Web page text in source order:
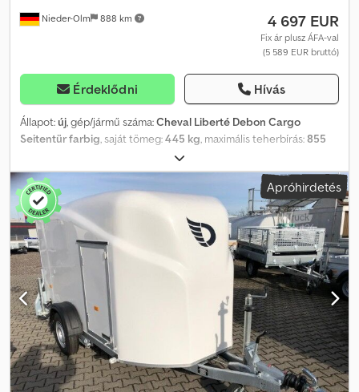
Nieder-Olm 888 km 4 697 EUR
Fix ár plusz ÁFA-val
(5 589 EUR bruttó)
Érdeklődni Hívás
Állapot:új, gép/jármű száma:Cheval Liberté Debon Cargo
Seitentür farbig , saját tömeg:445 kg , maximális teherbírás:855
, tengelyelrendezés:
megengedett tengelyterhelés (1. tengely):1 300 kg, raktér hossza:
3 000 mm
, rakodótér szélesség: , raktérmagasság:1 650
mm, Beépített tartozékok - Választható poliészter szín: fekete,
szürke, kék, lila és fehér - Fehér szín szintén választható, de
kedvezőbb áron - Oldalsó ajtó Felépítmény - Megerősített
poliészter felépítmény - Poliészter színválaszték: fekete, zöld,
szürke, kék és fehér - Hátulja rámpaként vagy ajtóként nyitható -
Oldalsó ajtó, kétszeres zárással - Lekerekített poliészter homlokfal
Feljáró rámpa - Alumínium rámpa csúszásgátló bordázattal -
Lakattal zárható - A rámpa optimális ráállási szöge a futómű
lesüllyesztése révén - Gázrugóval szerelt süllyesztő- és
emelősegéd Alváz és vázszerkezet - Vontatógolyós vonófej
biztonsági kijelzővel - Teljesen hegesztett és mesterfürdőben
Apróhirdetés